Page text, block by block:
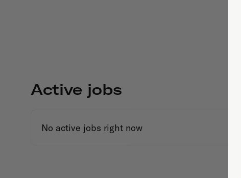
Active jobs
No active jobs right now